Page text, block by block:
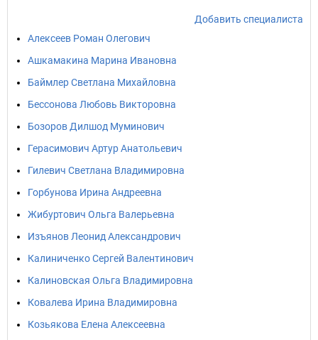
Добавить специалиста
Алексеев Роман Олегович
Ашкамакина Марина Ивановна
Баймлер Светлана Михайловна
Бессонова Любовь Викторовна
Бозоров Дилшод Муминович
Герасимович Артур Анатольевич
Гилевич Светлана Владимировна
Горбунова Ирина Андреевна
Жибуртович Ольга Валерьевна
Изъянов Леонид Александрович
Калиниченко Сергей Валентинович
Калиновская Ольга Владимировна
Ковалева Ирина Владимировна
Козьякова Елена Алексеевна